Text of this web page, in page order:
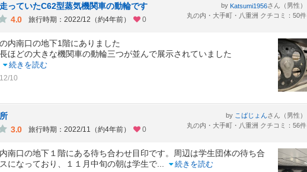
っていたC62型蒸気機関車の動輪です
4.0
旅行時期：2022/12（約4年前） 0
by Katsumi1956さん（男性）
丸の内・大手町・八重洲 クチコミ：50件
内南口の地下1階にありました
ほどの大きな機関車の動輪三つが並んで展示されていました
続きを読む
10
3.0
旅行時期：2022/11（約4年前） 0
by こばじょんさん（男性）
丸の内・大手町・八重洲 クチコミ：56件
南口の地下１階にある待ち合わせ目印です。周辺は学生団体の待ち合
になっており、１１月中旬の朝は学生で
続きを読む